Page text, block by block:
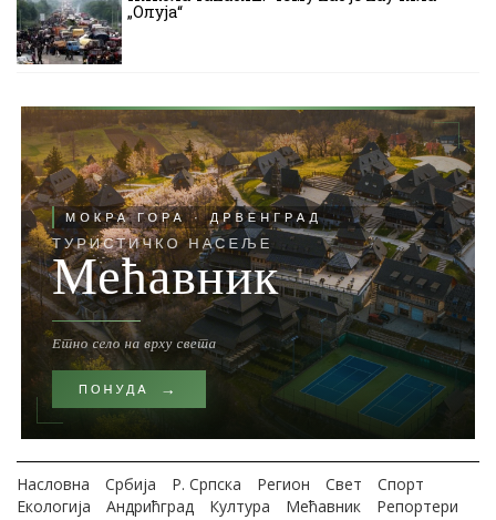
„Олуја“
Насловна Србија Р. Српска Регион Свет
Спорт
Екологија
Андрићград Култура Мећавник Репортери